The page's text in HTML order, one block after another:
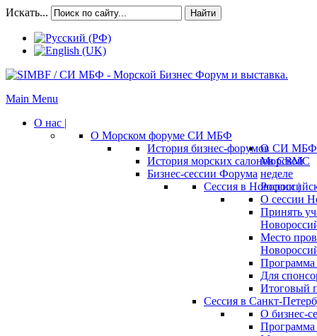
Искать... Найти
Main Menu
О нас |
О Морском форуме СИ МБФ
История бизнес-форумов СИ МБФ
История морских салонов СВМС
Бизнес-сессии Форума
Сессия в
О сессии
Принять
Место
Программа
Для
Итоговый
Сессия в Санкт-
О бизнес-
Программа
О
Морской
неделе
России |